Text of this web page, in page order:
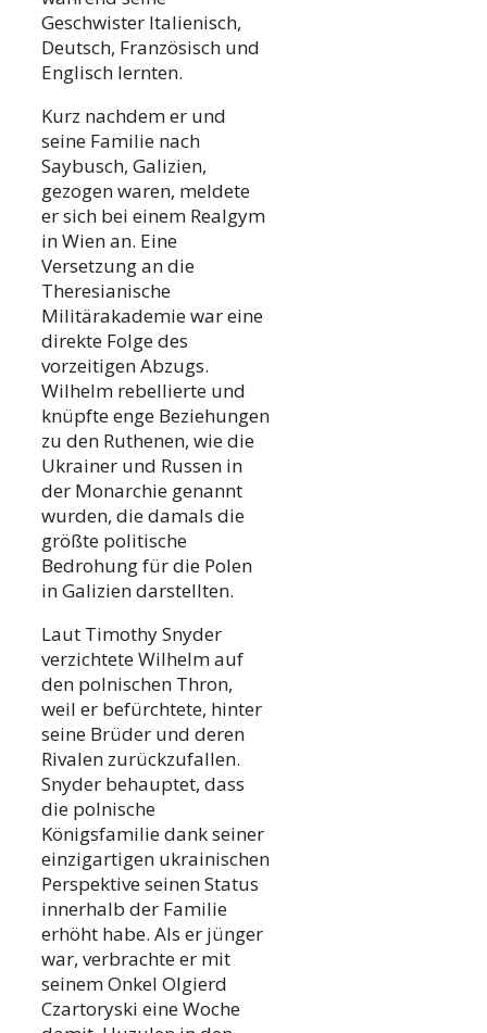
Geschwister Italienisch,
Deutsch, Französisch und
Englisch lernten.
Kurz nachdem er und
seine Familie nach
Saybusch, Galizien,
gezogen waren, meldete
er sich bei einem Realgym
in Wien an. Eine
Versetzung an die
Theresianische
Militärakademie war eine
direkte Folge des
vorzeitigen Abzugs.
Wilhelm rebellierte und
knüpfte enge Beziehungen
zu den Ruthenen, wie die
Ukrainer und Russen in
der Monarchie genannt
wurden, die damals die
größte politische
Bedrohung für die Polen
in Galizien darstellten.
Laut Timothy Snyder
verzichtete Wilhelm auf
den polnischen Thron,
weil er befürchtete, hinter
seine Brüder und deren
Rivalen zurückzufallen.
Snyder behauptet, dass
die polnische
Königsfamilie dank seiner
einzigartigen ukrainischen
Perspektive seinen Status
innerhalb der Familie
erhöht habe. Als er jünger
war, verbrachte er mit
seinem Onkel Olgierd
Czartoryski eine Woche